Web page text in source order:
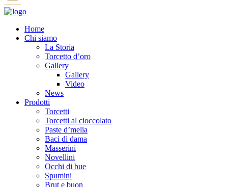
Home
Chi siamo
La Storia
Torcetto d’oro
Gallery
Gallery
Video
News
Prodotti
Torcetti
Torcetti al cioccolato
Paste d’melia
Baci di dama
Masserini
Novellini
Occhi di bue
Spumini
Brut e buon